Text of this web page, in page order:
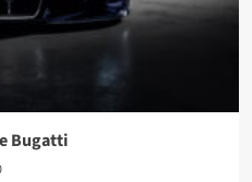
Bugatti